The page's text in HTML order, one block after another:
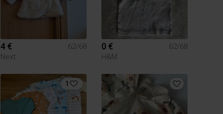
4 €
62/68
Next
0 €
62/68
H&M
1